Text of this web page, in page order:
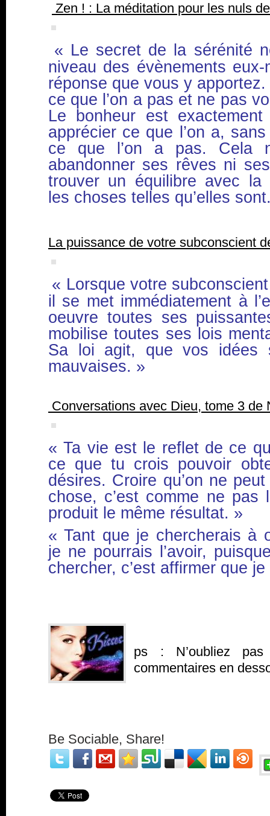
Zen ! : La méditation pour les nuls
« Le secret de la sérénité
niveau des évènements
réponse que vous y
ce que l’on a pas et ne pas
Le bonheur est exactement
apprécier ce que l’on a,
ce que l’on a pas. Cela
abandonner ses rêves ni
trouver un équilibre avec la
les choses telles qu’elles
La puissance de votre subconscient
« Lorsque votre
il se met immédiatement à
oeuvre toutes ses
mobilise toutes ses lois
Sa loi agit, que vos idées
mauvaises. »
Conversations avec Dieu, tome 3 de
« Ta vie est le reflet de ce
ce que tu crois pouvoir
désires. Croire qu’on ne
chose, c’est comme ne pas
produit le même résultat. »
« Tant que je chercherais à
je ne pourrais l’avoir,
chercher, c’est affirmer que je
ps : N’oubliez
commentaires en
Be Sociable, Share!